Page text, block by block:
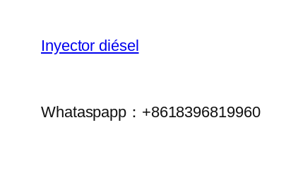
Inyector diésel
Whataspapp：+8618396819960